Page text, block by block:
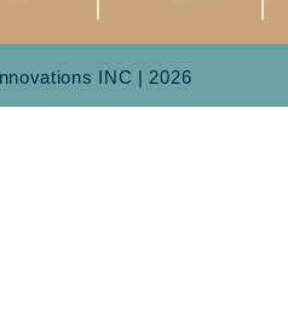
INC | 2026